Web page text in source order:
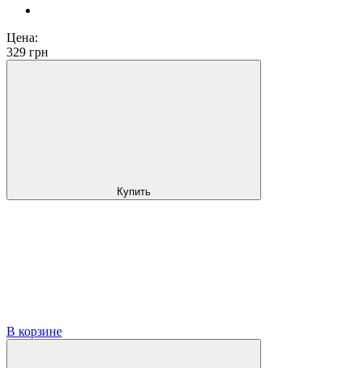
Цена:
329 грн
Купить
В корзине